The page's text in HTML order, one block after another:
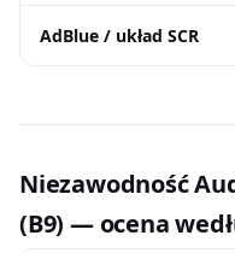
AdBlue / układ SCR
Niezawodność
(B9) — ocena